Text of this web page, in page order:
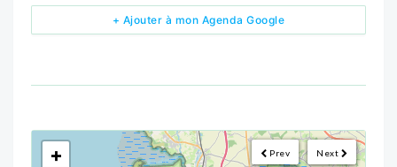
+ Ajouter à mon Agenda Google
Next
Prev
<!---->
+